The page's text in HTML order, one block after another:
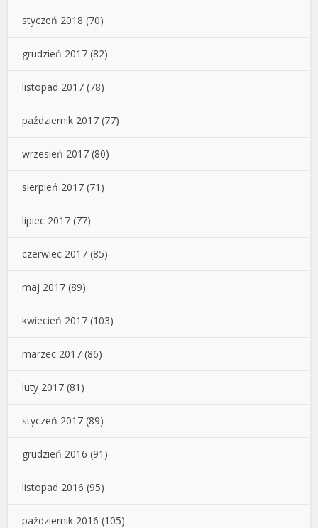
styczeń 2018 (70)
grudzień 2017 (82)
listopad 2017 (78)
październik 2017 (77)
wrzesień 2017 (80)
sierpień 2017 (71)
lipiec 2017 (77)
czerwiec 2017 (85)
maj 2017 (89)
kwiecień 2017 (103)
marzec 2017 (86)
luty 2017 (81)
styczeń 2017 (89)
grudzień 2016 (91)
listopad 2016 (95)
październik 2016 (105)